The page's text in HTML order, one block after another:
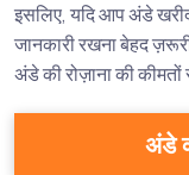
इसलिए, यदि आप अंडे
जानकारी रखना बेहद
अंडे की रोज़ाना की
अंडे